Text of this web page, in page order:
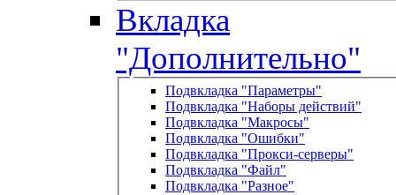
Вкладка
"Дополнительно"
Подвкладка "Параметры"
Подвкладка "Наборы действий"
Подвкладка "Макросы"
Подвкладка "Ошибки"
Подвкладка "Прокси-серверы"
Подвкладка "Файл"
Подвкладка "Разное"